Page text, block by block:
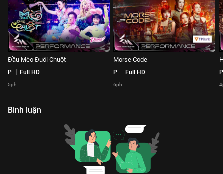
Đầu Mèo Đuôi Chuột
P Full HD
5ph
Morse Code
P Full HD
6ph
P
Bình luận